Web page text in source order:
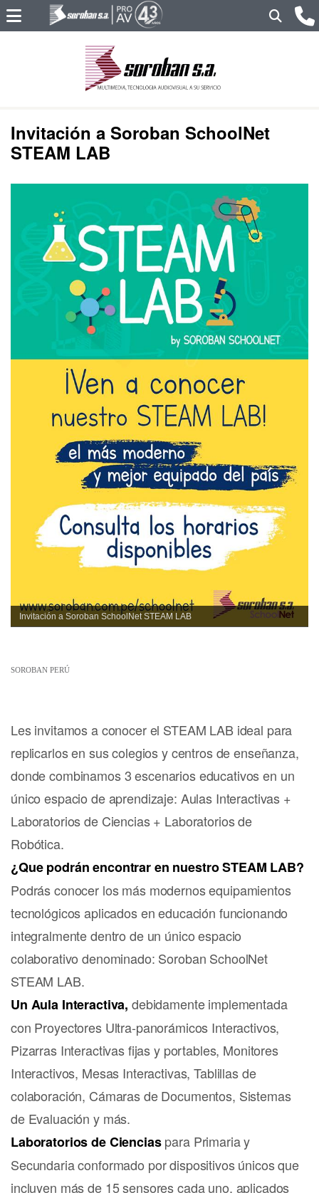
Invitación a Soroban SchoolNet
STEAM LAB
Invitación a Soroban SchoolNet STEAM LAB
SOROBAN PERÚ
Les invitamos a conocer el STEAM LAB ideal para
replicarlos en sus colegios y centros de enseñanza,
donde combinamos 3 escenarios educativos en un
único espacio de aprendizaje: Aulas Interactivas +
Laboratorios de Ciencias + Laboratorios de
Robótica.
¿Que podrán encontrar en nuestro STEAM LAB?
Podrás conocer los más modernos equipamientos
tecnológicos aplicados en educación funcionando
integralmente dentro de un único espacio
colaborativo denominado: Soroban SchoolNet
STEAM LAB.
Un Aula Interactiva, debidamente implementada
con Proyectores Ultra-panorámicos Interactivos,
Pizarras Interactivas fijas y portables, Monitores
Interactivos, Mesas Interactivas, Tablillas de
colaboración, Cámaras de Documentos, Sistemas
de Evaluación y más.
Laboratorios de Cienciaspara Primaria y
Secundaria conformado por dispositivos únicos que
incluyen más de 15 sensores cada uno, aplicados